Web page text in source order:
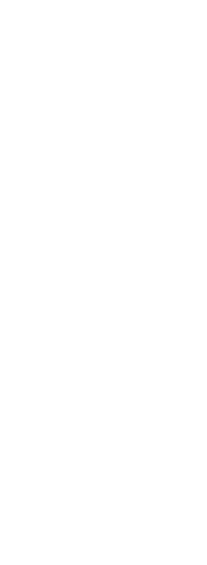
`date +"%Y-%m-%d %T"`!"